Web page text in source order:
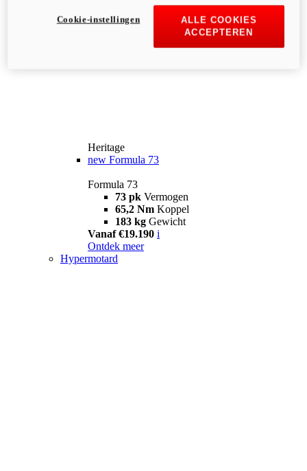
Heritage
new Formula 73
Formula 73
73 pk Vermogen
65,2 Nm Koppel
183 kg Gewicht
Vanaf €19.190 i
Ontdek meer
Hypermotard
ALLE COOKIES
ACCEPTEREN
Cookie-instellingen